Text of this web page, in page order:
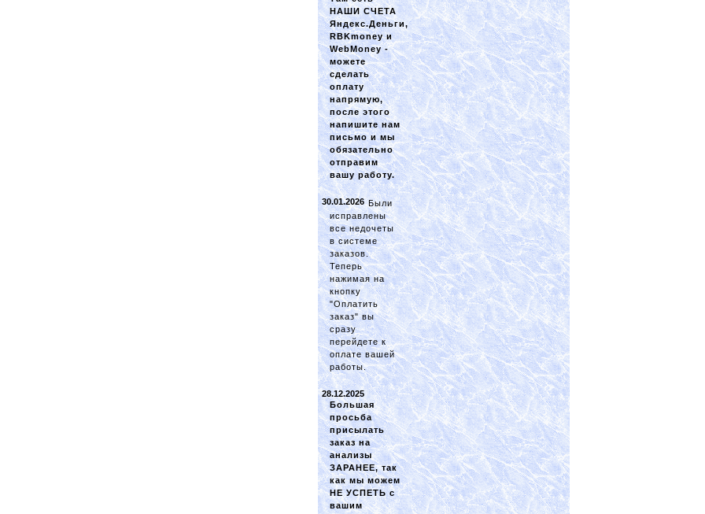
НАШИ СЧЕТА
Яндекс.Деньги,
RBKmoney и
WebMoney -
можете
сделать
оплату
напрямую,
после этого
напишите нам
письмо и мы
обязательно
отправим
вашу работу.
30.01.2026 Были
исправлены
все недочеты
в системе
заказов.
Теперь
нажимая на
кнопку
"Оплатить
заказ" вы
сразу
перейдете к
оплате вашей
работы.
28.12.2025
Большая
просьба
присылать
заказ на
анализы
ЗАРАНЕЕ, так
как мы можем
НЕ УСПЕТЬ с
вашим